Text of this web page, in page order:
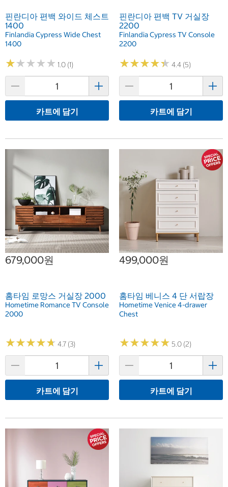
핀란디아 편백 와이드 체스트
1400
Finlandia Cypress Wide Chest
1400
★★★★★
★★★★★ 1.0 (1)
카트에 담기
핀란디아 편백 TV 거실장
2200
Finlandia Cypress TV Console
2200
★★★★★
★★★★★ 4.4 (5)
카트에 담기
679,000원
홈타임 로망스 거실장 2000
Hometime Romance TV Console
2000
★★★★★
★★★★★ 4.7 (3)
카트에 담기
499,000원
홈타임 베니스 4 단 서랍장
Hometime Venice 4-drawer
Chest
★★★★★
★★★★★ 5.0 (2)
카트에 담기